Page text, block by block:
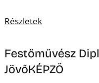
Részletek
Festőművész
JövőKÉPZŐ